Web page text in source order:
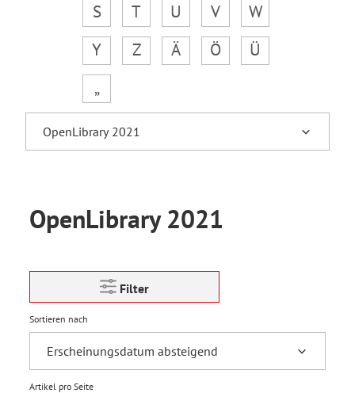
S
T U V
W
Y
Z Ä Ö
Ü
„
OpenLibrary 2021
Filter
Sortieren nach
Artikel pro Seite